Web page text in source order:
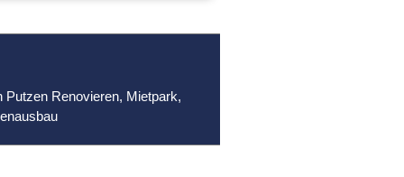
Putzen Renovieren, Mietpark,